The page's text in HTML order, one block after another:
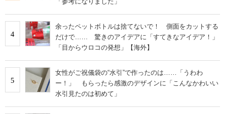
4
余ったペットボトルは捨てないで！ 側面をカットする
だけで…… 驚きのアイデアに「すてきなアイデア！」
「目からウロコの発想」【海外】
5
女性がご祝儀袋の“水引”で作ったのは……「うわわ
ー！」 もらったら感激のデザインに「こんなかわいい
水引見たのは初めて」